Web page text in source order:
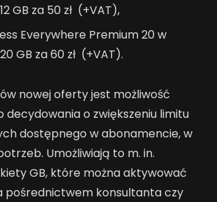
GB za 50 zł (+VAT),
Everywhere Premium 20 w
GB za 60 zł (+VAT).
nowej oferty jest możliwość
decydowania o zwiększeniu limitu
dostępnego w abonamencie, w
Umożliwiają to m. in.
GB, które można aktywować
pośrednictwem konsultanta czy